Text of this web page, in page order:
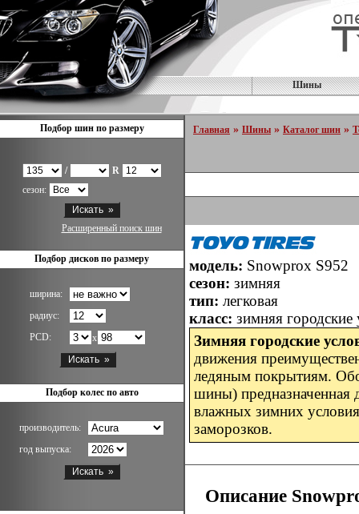
Шины
Подбор шин по размеру
/
R
сезон:
Расширенный поиск шин
Подбор дисков по размеру
ширина:
радиус:
PCD:
x
Подбор колес по авто
производитель:
год выпуска:
Главная » Шины » Каталог шин »
модель: Snowprox S952
сезон: зимняя
тип: легковая
класс: зимняя городские
Зимняя городские
движения
ледяным покрытиям.
шины) предназначенная
влажных зимних
заморозков.
Описание